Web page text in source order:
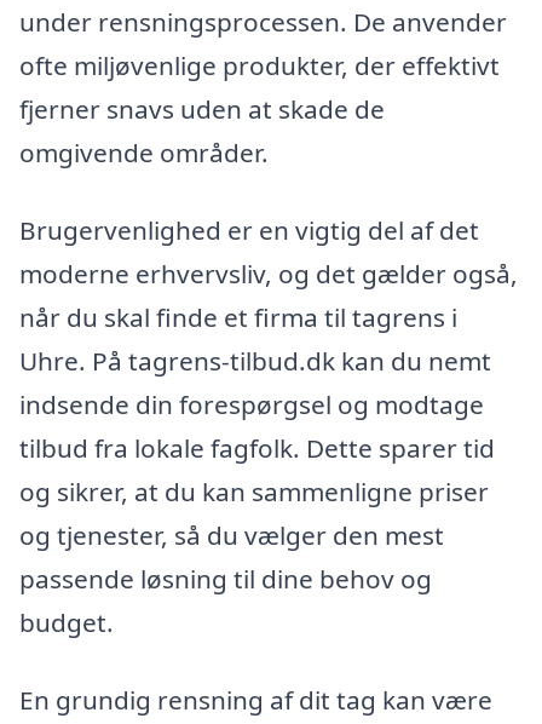
under rensningsprocessen. De anvender
ofte miljøvenlige produkter, der effektivt
fjerner snavs uden at skade de
omgivende områder.
Brugervenlighed er en vigtig del af det
moderne erhvervsliv, og det gælder også,
når du skal finde et firma til tagrens i
Uhre. På tagrens-tilbud.dk kan du nemt
indsende din forespørgsel og modtage
tilbud fra lokale fagfolk. Dette sparer tid
og sikrer, at du kan sammenligne priser
og tjenester, så du vælger den mest
passende løsning til dine behov og
budget.
En grundig rensning af dit tag kan være